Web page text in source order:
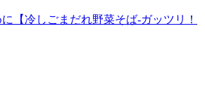
【冷しごまだれ野菜そば-ガッツリ！